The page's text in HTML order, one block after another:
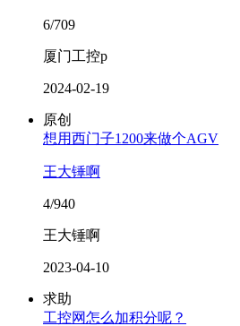
6/709
厦门工控p
2024-02-19
原创
想用西门子1200来做个AGV
王大锤啊
4/940
王大锤啊
2023-04-10
求助
工控网怎么加积分呢？